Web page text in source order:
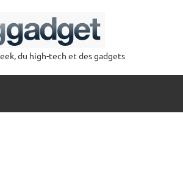
du high-tech et des gadgets